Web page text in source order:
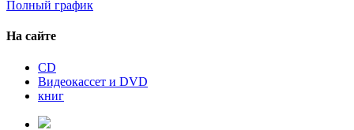
Полный график
На сайте
CD
Видеокассет и DVD
книг